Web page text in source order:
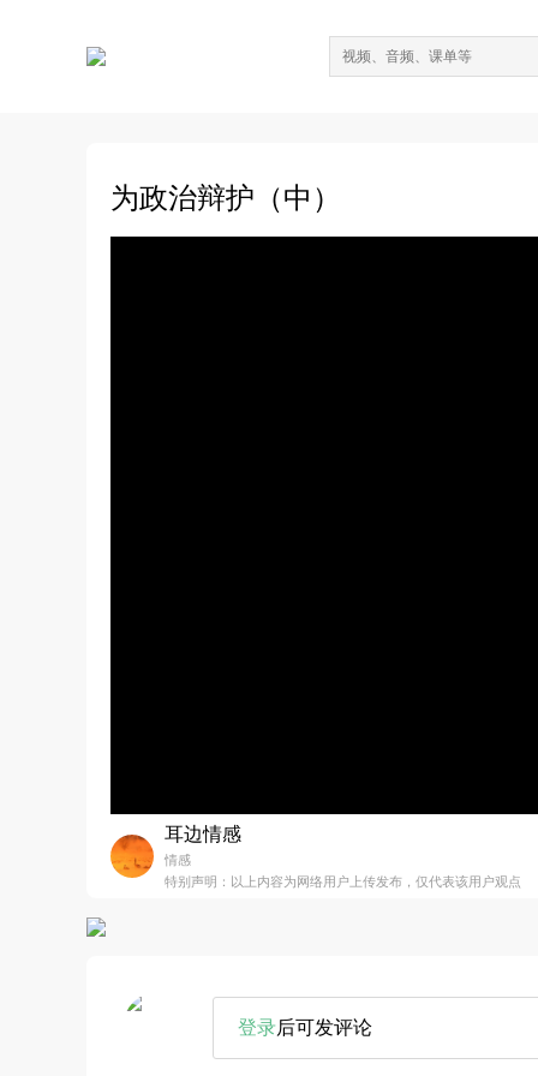
为政治辩护（中）
耳边情感
情感
特别声明：以上内容为网络用户上传发布，仅代表该用户观点
登录后可发评论